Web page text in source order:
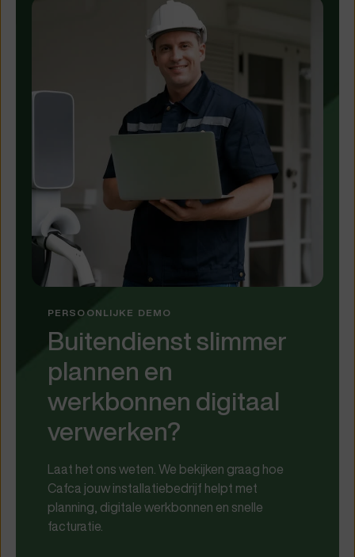
PERSOONLIJKE DEMO
Buitendienst slimmer
plannen en
werkbonnen digitaal
verwerken?
Laat het ons weten. We bekijken graag hoe
Cafca jouw installatiebedrijf helpt met
planning, digitale werkbonnen en snelle
facturatie.